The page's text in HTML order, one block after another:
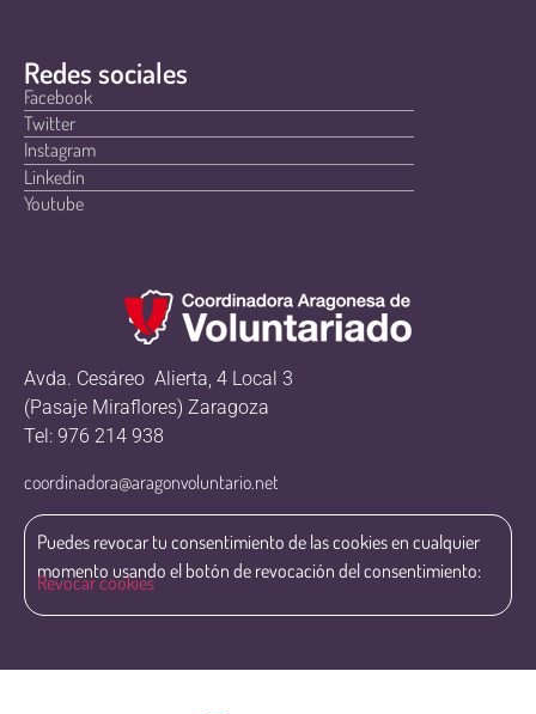
Redes sociales
Facebook
Twitter
Instagram
Linkedin
Youtube
Avda. Cesáreo Alierta, 4 Local 3
(Pasaje Miraflores) Zaragoza
Tel: 976 214 938
coordinadora@aragonvoluntario.net
Puedes revocar tu consentimiento de las cookies en cualquier
momento usando el botón de revocación del consentimiento:
Revocar cookies